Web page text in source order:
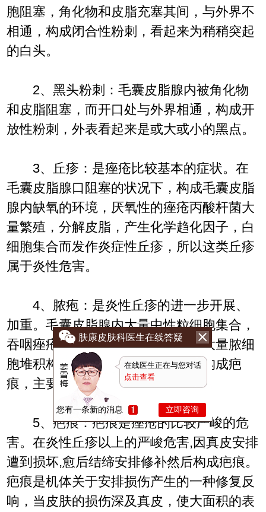
胞阻塞，角化物和皮脂充塞其间，与外界不
相通，构成闭合性粉刺，看起来为稍稍突起
的白头。
2、黑头粉刺：毛囊皮脂腺内被角化物
和皮脂阻塞，而开口处与外界相通，构成开
放性粉刺，外表看起来是或大或小的黑点。
3、丘疹：是痤疮比较基本的症状。在
毛囊皮脂腺口阻塞的状况下，构成毛囊皮脂
腺内缺氧的环境，厌氧性的痤疮丙酸杆菌大
量繁殖，分解皮脂，产生化学趋化因子，白
细胞集合而发作炎症性丘疹，所以这类丘疹
属于炎性危害。
4、脓疱：是炎性丘疹的进一步开展、
加重。毛囊皮脂腺内大量中性粒细胞集合，
吞咽痤疮丙酸杆菌发作炎症反响，大量脓细
胞堆积构成脓疱。这种状况愈后易构成疤
痕，主要为洼陷性疤痕。
5、疤痕：疤痕是痤疮的比较严峻的危
害。在炎性丘疹以上的严峻危害,因真皮安排
遭到损坏,愈后结缔安排修补然后构成疤痕。
疤痕是机体关于安排损伤产生的一种修复反
响，当皮肤的损伤深及真皮，使大面积的表
肤康皮肤科医生在线答疑
在线医生正在与您对话
点击查看
您有一条新的消息 立即咨询